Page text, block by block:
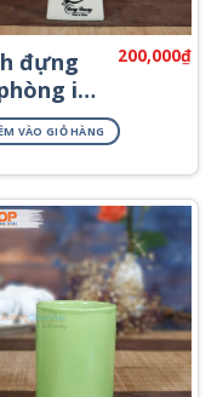
đựng
in
PKNT-
200,000₫
VÀO GIỎ HÀNG